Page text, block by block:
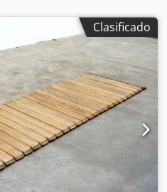
Clasificado